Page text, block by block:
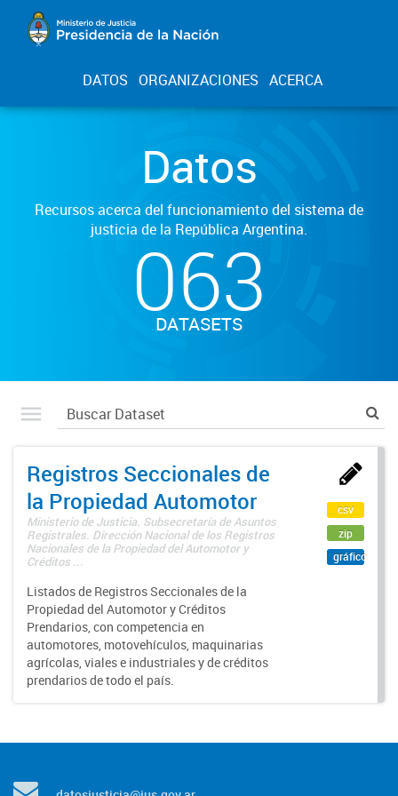
DATOS ORGANIZACIONES ACERCA
Datos
Recursos acerca del funcionamiento del sistema de
justicia de la República Argentina.
063
DATASETS
Registros Seccionales de
la Propiedad Automotor
Ministerio de Justicia. Subsecretaría de Asuntos
Registrales. Dirección Nacional de los Registros
Nacionales de la Propiedad del Automotor y
Créditos ...
Listados de Registros Seccionales de la
Propiedad del Automotor y Créditos
Prendarios, con competencia en
automotores, motovehículos, maquinarias
agrícolas, viales e industriales y de créditos
prendarios de todo el país.
csv
zip
gráfico